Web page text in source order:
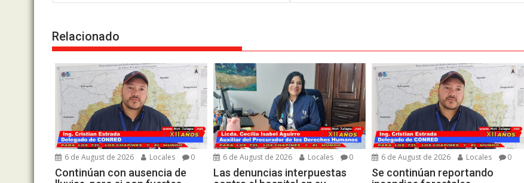
Relacionado
6 de August de 2026 Locales 0
Continúan con ausencia de
6 de August de 2026 Locales 0
Las denuncias interpuestas
6 de August de 2026 Locales 0
Se continúan reportando